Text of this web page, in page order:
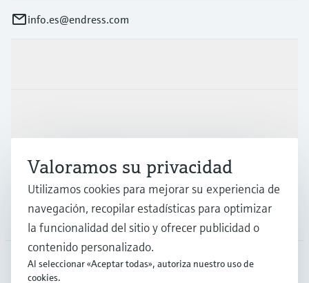
info.es@endress.com
Soporte
Compañía
Valoramos su privacidad
Utilizamos cookies para mejorar su experiencia de
navegación, recopilar estadísticas para optimizar
la funcionalidad del sitio y ofrecer publicidad o
contenido personalizado.
Al seleccionar «Aceptar todas», autoriza nuestro uso de
cookies.